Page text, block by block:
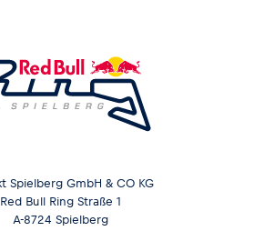
Alle anzeigen
Spielberg GmbH & CO KG
Red Bull Ring Straße 1
A-8724 Spielberg